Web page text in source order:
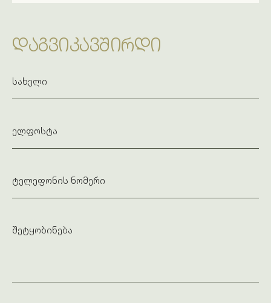
ᲓᲐᲒᲕᲘᲙᲐᲕᲨᲘᲠᲓᲘ